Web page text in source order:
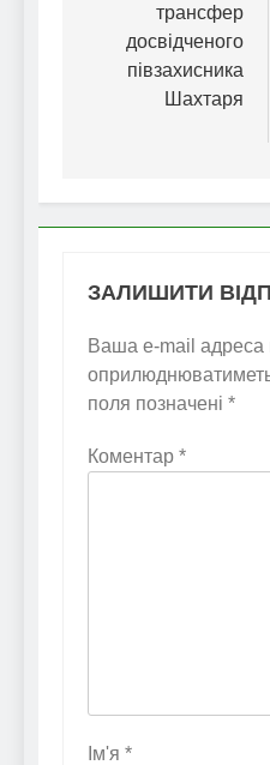
трансфер
досвідченого
півзахисника
Шахтаря
ЗАЛИШИТИ
Ваша e-mail адреса
поля позначені *
Коментар *
Ім'я *